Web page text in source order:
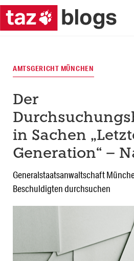
AMTSGERICHT MÜNCHEN
Der
in Sachen
Generation“ –
Generalstaatsanwaltschaft
Beschuldigten durchsuchen